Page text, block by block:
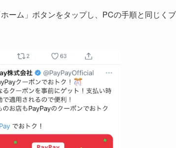
ーム」ボタンをタップし、PCの手順と同じく